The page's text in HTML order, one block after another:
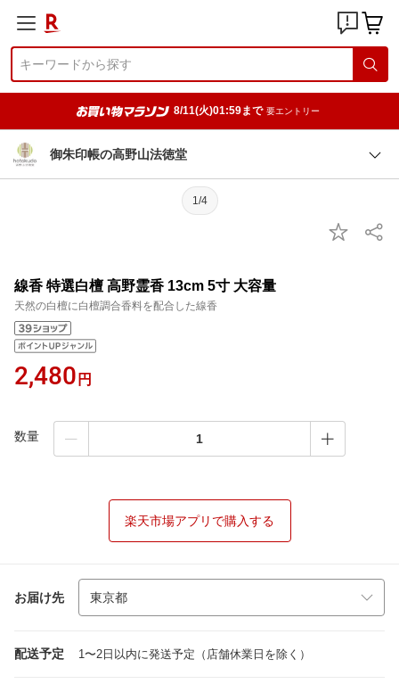
8/11(火)01:59まで 要エントリー
御朱印帳の高野山法徳堂
1/4
線香 特選白檀 高野霊香 13cm 5寸 大容量
天然の白檀に白檀調合香料を配合した線香
2,480 円
数量
楽天市場アプリで購入する
お届け先
配送予定 1〜2日以内に発送予定（店舗休業日を除く）